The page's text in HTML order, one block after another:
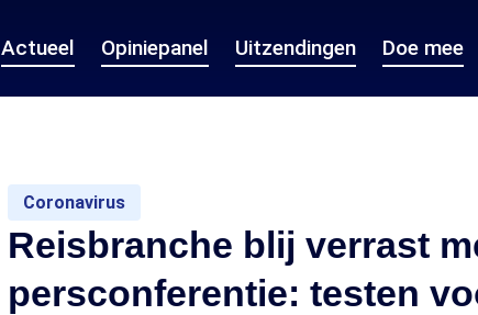
Actueel Opiniepanel Uitzendingen Doe mee
Coronavirus
Reisbranche blij verrast
persconferentie: testen